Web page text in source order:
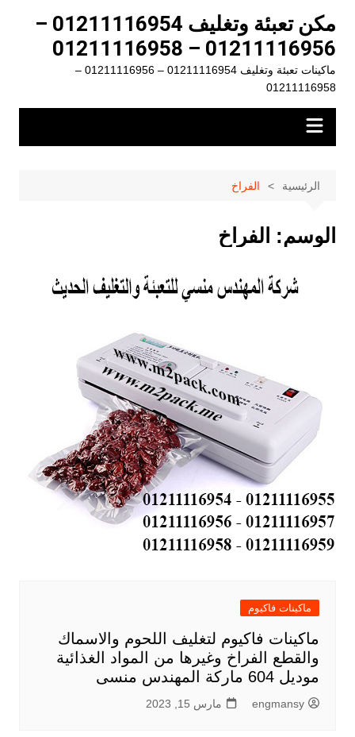
المحتوى
مكن تعبئة وتغليف 01211116954 –
01211116956 – 01211116958
ماكينات تعبئة وتغليف 01211116954 – 01211116956 –
01211116958
الرئيسية الفراخ
الوسم: الفراخ
ماكينات فاكيوم
ماكينات فاكيوم لتغليف اللحوم والاسماك
والقطع الفراخ وغيرها من المواد الغذائية
موديل 604 ماركة المهندس منسى
engmansy مارس 15, 2023